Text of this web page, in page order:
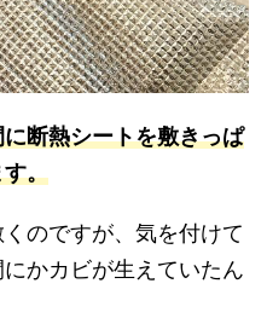
断熱シートを敷きっぱ
。
のですが、気を付けて
かカビが生えていたん